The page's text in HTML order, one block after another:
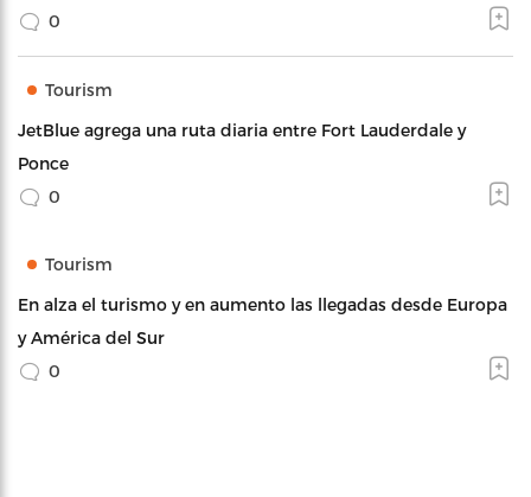
0
Tourism
JetBlue agrega una ruta diaria entre Fort Lauderdale y
Ponce
0
Tourism
En alza el turismo y en aumento las llegadas desde Europa
y América del Sur
0